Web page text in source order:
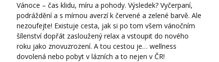
Vánoce – čas klidu, míru a pohody. Výsledek? Vyčerpaní,
podráždění a s mírnou averzí k červené a zelené barvě. Ale
nezoufejte! Existuje cesta, jak si po tom všem vánočním
šílenství dopřát zasloužený relax a vstoupit do nového
roku jako znovuzrození. A tou cestou je… wellness
dovolená nebo pobyt v lázních a to nejen v ČR!